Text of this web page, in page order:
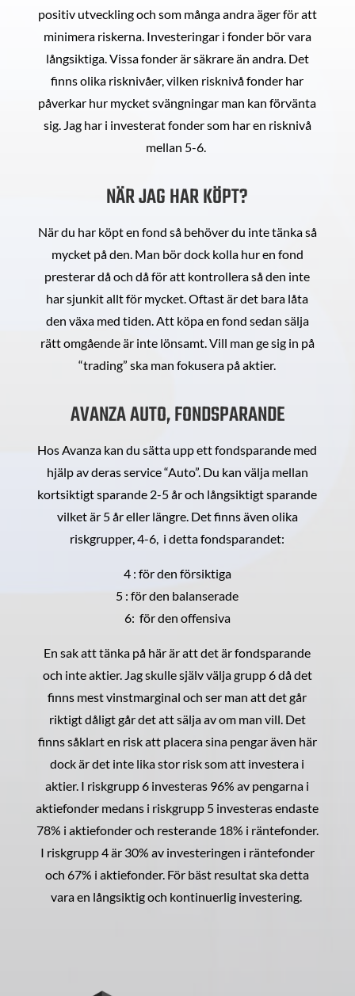
positiv utveckling och som många andra äger för att
minimera riskerna. Investeringar i fonder bör vara
långsiktiga. Vissa fonder är säkrare än andra. Det
finns olika risknivåer, vilken risknivå fonder har
påverkar hur mycket svängningar man kan förvänta
sig. Jag har i investerat fonder som har en risknivå
mellan 5-6.
NÄR JAG HAR KÖPT?
När du har köpt en fond så behöver du inte tänka så
mycket på den. Man bör dock kolla hur en fond
presterar då och då för att kontrollera så den inte
har sjunkit allt för mycket. Oftast är det bara låta
den växa med tiden. Att köpa en fond sedan sälja
rätt omgående är inte lönsamt. Vill man ge sig in på
“trading” ska man fokusera på aktier.
AVANZA AUTO, FONDSPARANDE
Hos Avanza kan du sätta upp ett fondsparande med
hjälp av deras service “Auto”. Du kan välja mellan
kortsiktigt sparande 2-5 år och långsiktigt sparande
vilket är 5 år eller längre. Det finns även olika
riskgrupper, 4-6, i detta fondsparandet:
4 : för den försiktiga
5 : för den balanserade
6: för den offensiva
En sak att tänka på här är att det är fondsparande
och inte aktier. Jag skulle själv välja grupp 6 då det
finns mest vinstmarginal och ser man att det går
riktigt dåligt går det att sälja av om man vill. Det
finns såklart en risk att placera sina pengar även här
dock är det inte lika stor risk som att investera i
aktier. I riskgrupp 6 investeras 96% av pengarna i
aktiefonder medans i riskgrupp 5 investeras endaste
78% i aktiefonder och resterande 18% i räntefonder.
I riskgrupp 4 är 30% av investeringen i räntefonder
och 67% i aktiefonder. För bäst resultat ska detta
vara en långsiktig och kontinuerlig investering.